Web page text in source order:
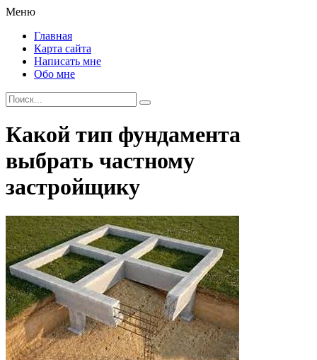
Меню
Главная
Карта сайта
Написать мне
Обо мне
Какой тип фундамента
выбрать частному
застройщику